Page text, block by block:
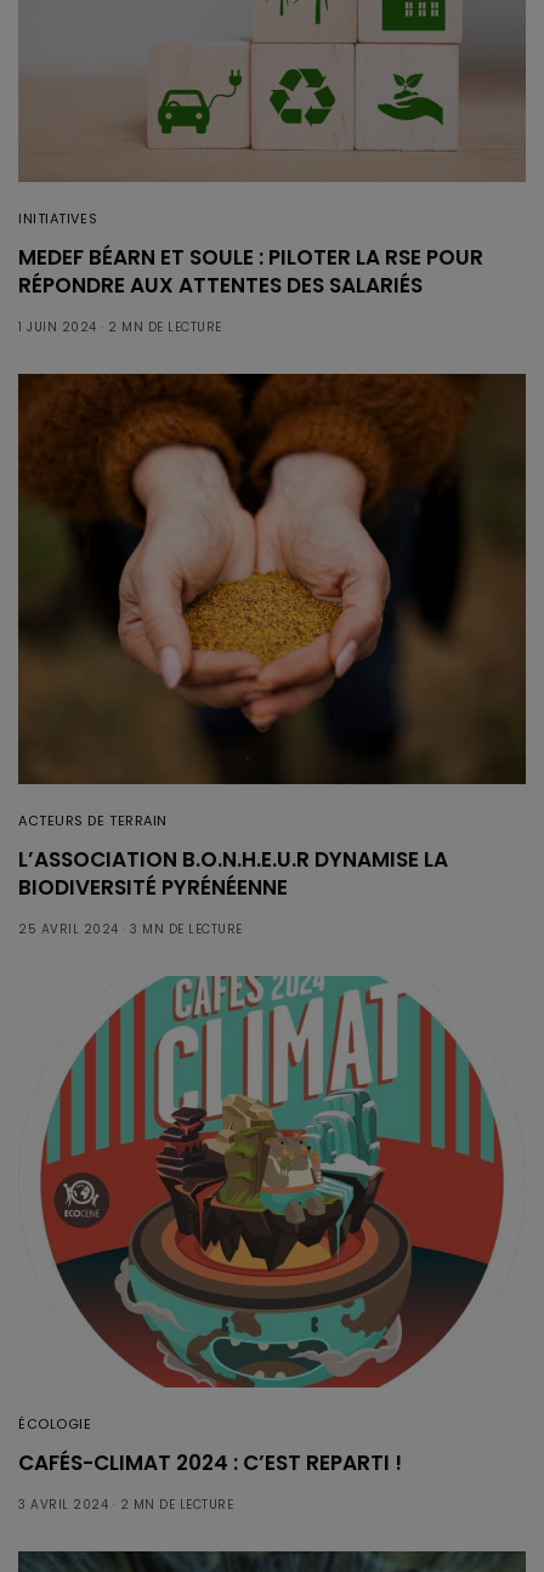
INITIATIVES
MEDEF BÉARN ET SOULE : PILOTER LA RSE POUR
RÉPONDRE AUX ATTENTES DES SALARIÉS
1 JUIN 2024 2 MN DE LECTURE
ACTEURS DE TERRAIN
L’ASSOCIATION B.O.N.H.E.U.R DYNAMISE LA
BIODIVERSITÉ PYRÉNÉENNE
25 AVRIL 2024 3 MN DE LECTURE
ÉCOLOGIE
CAFÉS-CLIMAT 2024 : C’EST REPARTI !
3 AVRIL 2024 2 MN DE LECTURE